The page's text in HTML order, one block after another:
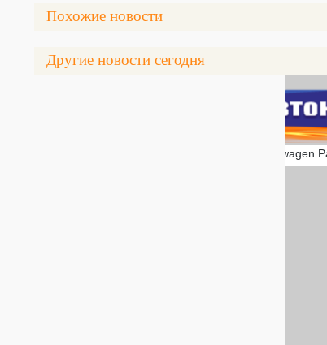
Похожие новости
Другие новости сегодня